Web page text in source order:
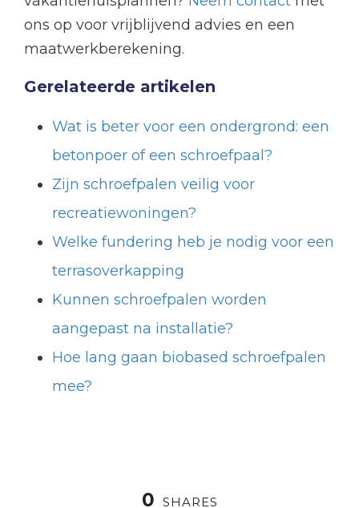
ons op voor vrijblijvend advies en een
maatwerkberekening.
Gerelateerde artikelen
Wat is beter voor een ondergrond: een
betonpoer of een schroefpaal?
Zijn schroefpalen veilig voor
recreatiewoningen?
Welke fundering heb je nodig voor een
terrasoverkapping
Kunnen schroefpalen worden
aangepast na installatie?
Hoe lang gaan biobased schroefpalen
mee?
0 SHARES